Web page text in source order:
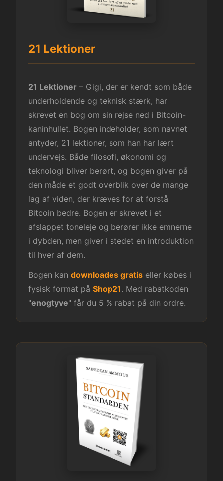
21 Lektioner
21 Lektioner – Gigi, der er kendt som både
underholdende og teknisk stærk, har
skrevet en bog om sin rejse ned i Bitcoin-
kaninhullet. Bogen indeholder, som navnet
antyder, 21 lektioner, som han har lært
undervejs. Både filosofi, økonomi og
teknologi bliver berørt, og bogen giver på
den måde et godt overblik over de mange
lag af viden, der kræves for at forstå
Bitcoin bedre. Bogen er skrevet i et
afslappet toneleje og berører ikke emnerne
i dybden, men giver i stedet en introduktion
til hver af dem.
Bogen kan downloades gratis eller købes i
fysisk format på Shop21. Med rabatkoden
"enogtyve" får du 5 % rabat på din ordre.